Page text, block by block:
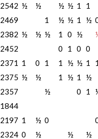
2542 ½ ½ ½ ½ 1
1
2469 1 ½ ½ 1 ½
2382 ½ ½ ½ 1 0 ½
2452 0 1 0 0
2371 1 0 1 1 ½ ½ 1
2375 ½ ½ 1 ½ 1
½
2357 ½ 0 1
1844
2197 1 ½ 0
2324 0 ½ ½
½